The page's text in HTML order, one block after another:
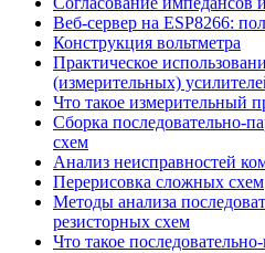
Веб-сервер на ESP8266:
Конструкция вольтметра
Практическое
(измерительных)
Что такое измерительный
Сборка последовательно-
схем
Анализ неисправностей
Перерисовка сложных схем
Методы анализа
резисторных схем
Что такое